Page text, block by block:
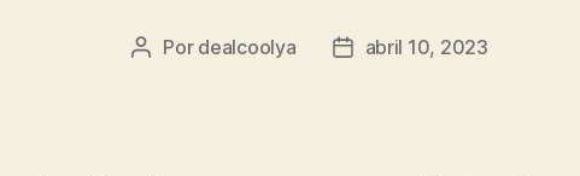
Autor
Por dealcoolya
Fechaabril 10, 2023